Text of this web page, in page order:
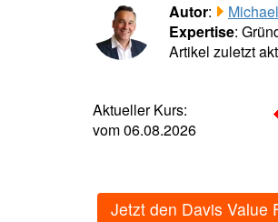
Autor:
Expertise:
Artikel zuletzt
Aktueller Kurs:
vom 06.08.2026
Jetzt den Davis Value